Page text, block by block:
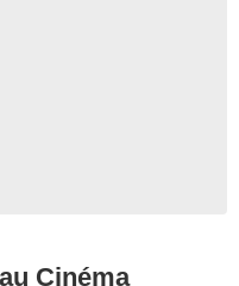
Cinéma